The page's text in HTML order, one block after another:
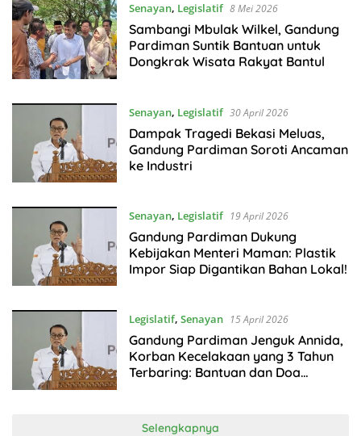
Senayan, Legislatif 8 Mei 2026
Sambangi Mbulak Wilkel, Gandung
Pardiman Suntik Bantuan untuk
Dongkrak Wisata Rakyat Bantul
Senayan, Legislatif 30 April 2026
Dampak Tragedi Bekasi Meluas,
Gandung Pardiman Soroti Ancaman
ke Industri
Senayan, Legislatif 19 April 2026
Gandung Pardiman Dukung
Kebijakan Menteri Maman: Plastik
Impor Siap Digantikan Bahan Lokal!
Legislatif, Senayan 15 April 2026
Gandung Pardiman Jenguk Annida,
Korban Kecelakaan yang 3 Tahun
Terbaring: Bantuan dan Doa
Selengkapnya